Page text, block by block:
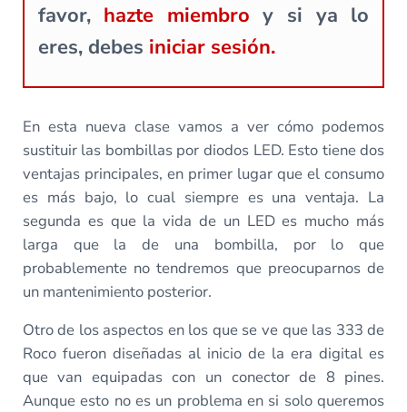
favor, hazte miembro y si ya lo
eres, debes iniciar sesión.
En esta nueva clase vamos a ver cómo podemos
sustituir las bombillas por diodos LED. Esto tiene dos
ventajas principales, en primer lugar que el consumo
es más bajo, lo cual siempre es una ventaja. La
segunda es que la vida de un LED es mucho más
larga que la de una bombilla, por lo que
probablemente no tendremos que preocuparnos de
un mantenimiento posterior.
Otro de los aspectos en los que se ve que las 333 de
Roco fueron diseñadas al inicio de la era digital es
que van equipadas con un conector de 8 pines.
Aunque esto no es un problema en si solo queremos